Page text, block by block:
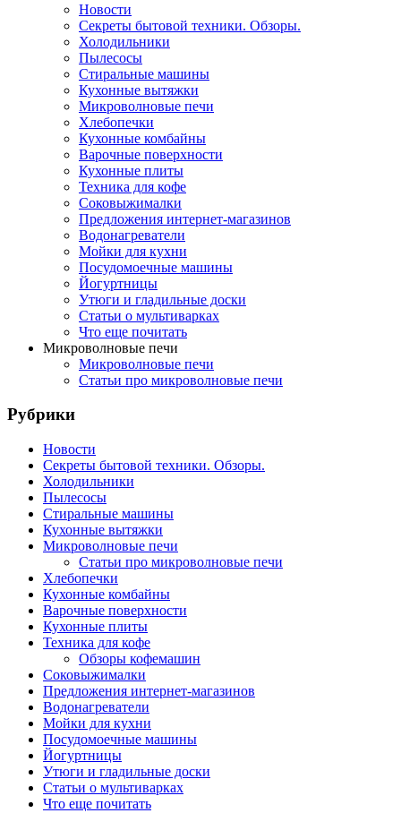
Новости
Секреты бытовой техники. Обзоры.
Холодильники
Пылесосы
Стиральные машины
Кухонные вытяжки
Микроволновые печи
Хлебопечки
Кухонные комбайны
Варочные поверхности
Кухонные плиты
Техника для кофе
Соковыжималки
Предложения интернет-магазинов
Водонагреватели
Мойки для кухни
Посудомоечные машины
Йогуртницы
Утюги и гладильные доски
Статьи о мультиварках
Что еще почитать
Микроволновые печи
Микроволновые печи
Статьи про микроволновые печи
Рубрики
Новости
Секреты бытовой техники. Обзоры.
Холодильники
Пылесосы
Стиральные машины
Кухонные вытяжки
Микроволновые печи
Статьи про микроволновые печи
Хлебопечки
Кухонные комбайны
Варочные поверхности
Кухонные плиты
Техника для кофе
Обзоры кофемашин
Соковыжималки
Предложения интернет-магазинов
Водонагреватели
Мойки для кухни
Посудомоечные машины
Йогуртницы
Утюги и гладильные доски
Статьи о мультиварках
Что еще почитать